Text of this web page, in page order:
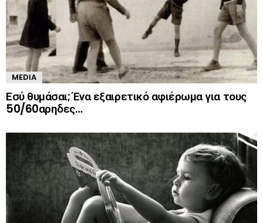
MEDIA
Εσύ θυμάσαι; Ένα εξαιρετικό αφιέρωμα για τους
50/60αρηδες…